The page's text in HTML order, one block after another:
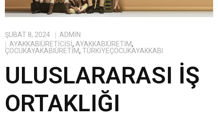
ŞUBAT 8, 2024
ADMIN
AYAKKABIÜRETICISI, AYAKKABIÜRETIM,
ÇOCUKAYAKABIÜRETIM, TÜRKIYEÇOCUKAYAKKABI
ULUSLARARASI İŞ
ORTAKLIĞI